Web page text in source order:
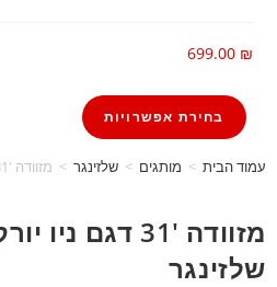
699.00 ₪
בחירת אפשרויות
עמוד הבית > מותגים > שלזינגר > מזוודה 31′ דגם ניו יורק 2 – מותג שלזינגר
שלזינגר